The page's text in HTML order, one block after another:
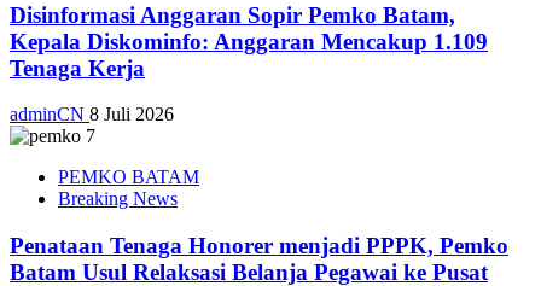
Disinformasi Anggaran Sopir Pemko Batam,
Kepala Diskominfo: Anggaran Mencakup 1.109
Tenaga Kerja
adminCN 8 Juli 2026
PEMKO BATAM
Breaking News
Penataan Tenaga Honorer menjadi PPPK, Pemko
Batam Usul Relaksasi Belanja Pegawai ke Pusat